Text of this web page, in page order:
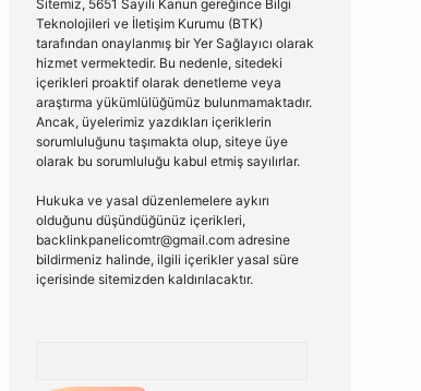
Sitemiz, 5651 Sayılı Kanun gereğince Bilgi
Teknolojileri ve İletişim Kurumu (BTK)
tarafından onaylanmış bir Yer Sağlayıcı olarak
hizmet vermektedir. Bu nedenle, sitedeki
içerikleri proaktif olarak denetleme veya
araştırma yükümlülüğümüz bulunmamaktadır.
Ancak, üyelerimiz yazdıkları içeriklerin
sorumluluğunu taşımakta olup, siteye üye
olarak bu sorumluluğu kabul etmiş sayılırlar.
Hukuka ve yasal düzenlemelere aykırı
olduğunu düşündüğünüz içerikleri,
backlinkpanelicomtr@gmail.comadresine
bildirmeniz halinde, ilgili içerikler yasal süre
içerisinde sitemizden kaldırılacaktır.